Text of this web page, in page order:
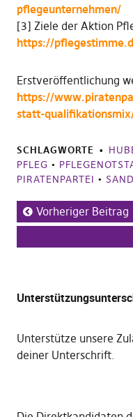
pflegeunternehmen/
[3] Ziele der Aktion
https://
Erstveröffentlichung
https://
statt-
SCHLAGWORTE
PFLEG •
PIRATENPARTEI •
Vorheriger Beitrag
Unterstütze unsere
deiner Unterschrift.